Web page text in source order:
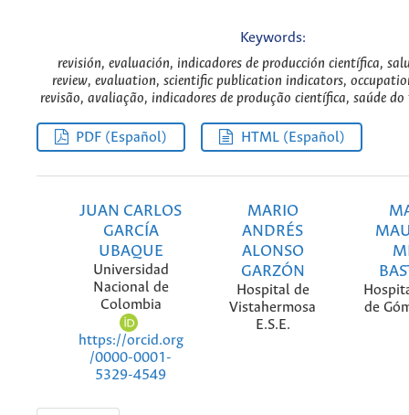
Keywords:
revisión, evaluación, indicadores de producción científica,
review, evaluation, scientific publication indicators,
revisão, avaliação, indicadores de produção científica, saúde
PDF (Español) HTML (Español)
JUAN CARLOS
GARCÍA
UBAQUE
Universidad
Nacional de
Colombia
https://orcid.org
/0000-0001-
5329-4549
MARIO
ANDRÉS
ALONSO
GARZÓN
Hospital de
Vistahermosa
E.S.E.
de